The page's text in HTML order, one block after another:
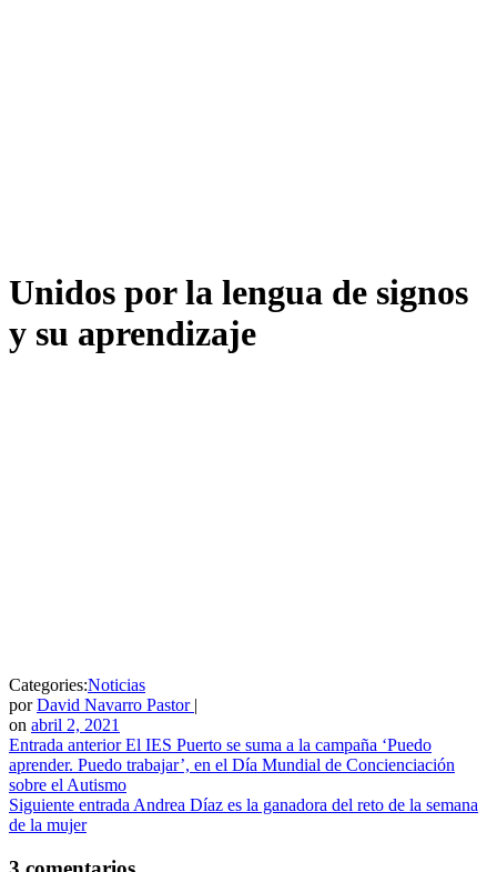
Unidos por la lengua de signos
y su aprendizaje
Categories:Noticias
porDavid Navarro Pastor |
on abril 2, 2021
Entrada anterior El IES Puerto se suma a la campaña ‘Puedo
aprender. Puedo trabajar’, en el Día Mundial de Concienciación
sobre el Autismo
Siguiente entrada Andrea Díaz es la ganadora del reto de la semana
de la mujer